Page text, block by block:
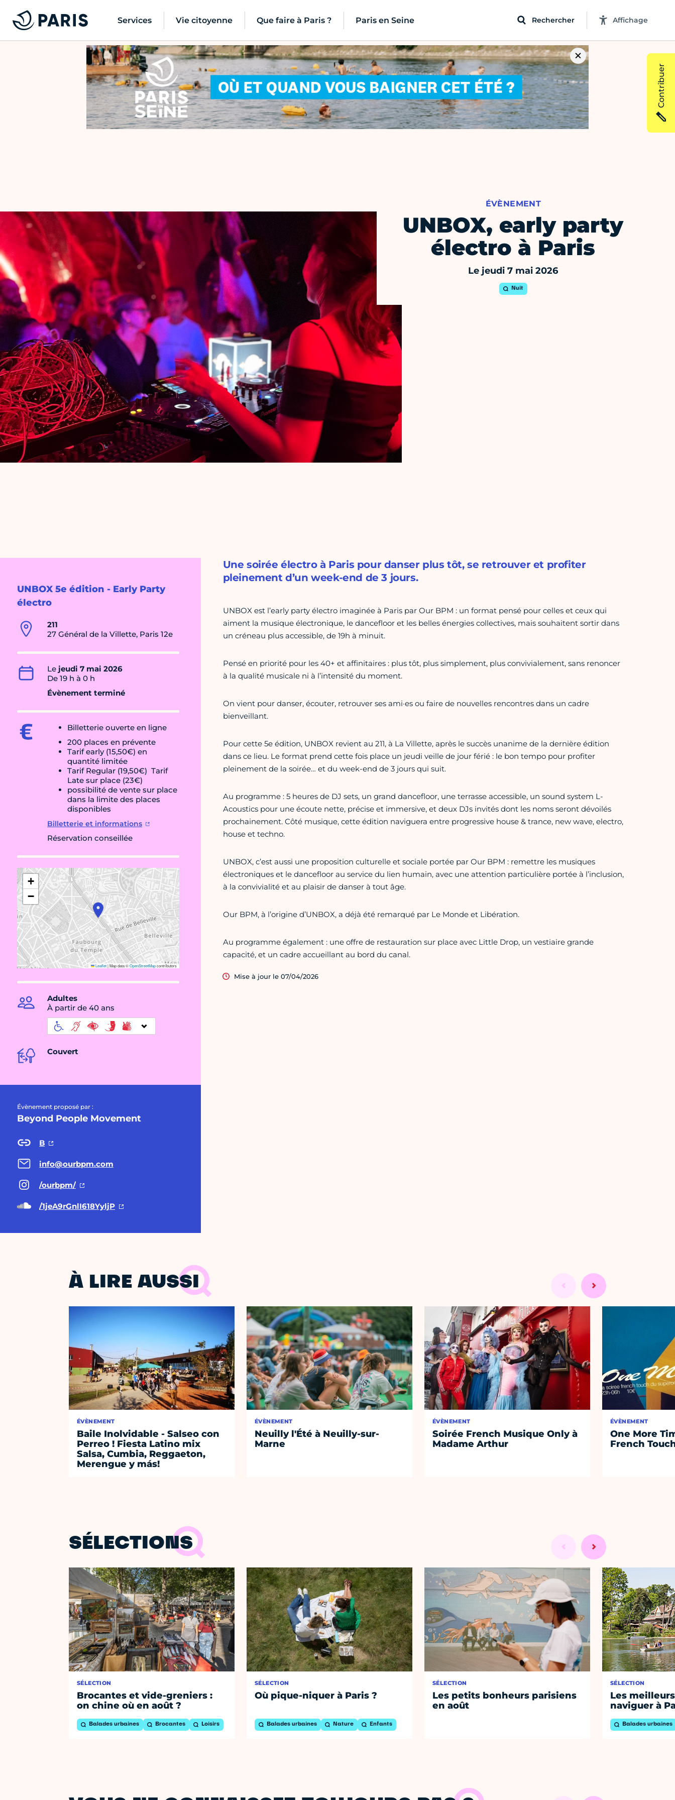
Services Vie citoyenne Que faire à Paris ? Paris en Seine Rechercher Affichage
ÉVÈNEMENT
UNBOX, early party
électro à Paris
Le jeudi 7 mai 2026
Nuit
UNBOX 5e édition - Early Party
électro
211
27 Général de la Villette, Paris 12e
Le jeudi 7 mai 2026
De 19 h à 0 h
Évènement terminé
Billetterie ouverte en ligne
200 places en prévente
Tarif early (15,50€) en
quantité limitée
Tarif Regular (19,50€) Tarif
Late sur place (23€)
possibilité de vente sur place
dans la limite des places
disponibles
Billetterie et informations
Réservation conseillée
+
−
Leaflet|Map data ©OpenStreetMapcontributors
Adultes
À partir de 40 ans
Couvert
Évènement proposé par :
Beyond People Movement
B
info@ourbpm.com
/ourbpm/
/1jeA9rGnlI618YyljP
Une soirée électro à Paris pour danser plus tôt, se retrouver et profiter
pleinement d’un week-end de 3 jours.
UNBOX est l’early party électro imaginée à Paris par Our BPM : un format pensé pour celles et ceux qui
aiment la musique électronique, le dancefloor et les belles énergies collectives, mais souhaitent sortir dans
un créneau plus accessible, de 19h à minuit.
Pensé en priorité pour les 40+ et affinitaires : plus tôt, plus simplement, plus convivialement, sans renoncer
à la qualité musicale ni à l’intensité du moment.
On vient pour danser, écouter, retrouver ses ami·es ou faire de nouvelles rencontres dans un cadre
bienveillant.
Pour cette 5e édition, UNBOX revient au 211, à La Villette, après le succès unanime de la dernière édition
dans ce lieu. Le format prend cette fois place un jeudi veille de jour férié : le bon tempo pour profiter
pleinement de la soirée… et du week-end de 3 jours qui suit.
Au programme : 5 heures de DJ sets, un grand dancefloor, une terrasse accessible, un sound system L-
Acoustics pour une écoute nette, précise et immersive, et deux DJs invités dont les noms seront dévoilés
prochainement. Côté musique, cette édition naviguera entre progressive house & trance, new wave, electro,
house et techno.
UNBOX, c’est aussi une proposition culturelle et sociale portée par Our BPM : remettre les musiques
électroniques et le dancefloor au service du lien humain, avec une attention particulière portée à l’inclusion,
à la convivialité et au plaisir de danser à tout âge.
Our BPM, à l’origine d’UNBOX, a déjà été remarqué par Le Monde et Libération.
Au programme également : une offre de restauration sur place avec Little Drop, un vestiaire grande
capacité, et un cadre accueillant au bord du canal.
Mise à jour le 07/04/2026
À LIRE AUSSI
ÉVÈNEMENT
Baile Inolvidable - Salseo con
Perreo ! Fiesta Latino mix
Salsa, Cumbia, Reggaeton,
Merengue y más!
ÉVÈNEMENT
Neuilly l'Été à Neuilly-sur-
Marne
ÉVÈNEMENT
Soirée French Musique Only à
Madame Arthur
ÉVÈNEMENT
One More
French
SÉLECTIONS
SÉLECTION
Brocantes et vide-greniers :
on chine où en août ?
Balades urbaines Brocantes Loisirs
SÉLECTION
Où pique-niquer à Paris ?
Balades urbaines Nature Enfants
SÉLECTION
Les petits bonheurs parisiens
en août
SÉLECTION
Les
naviguer à
Balades urbaines
Contribuer